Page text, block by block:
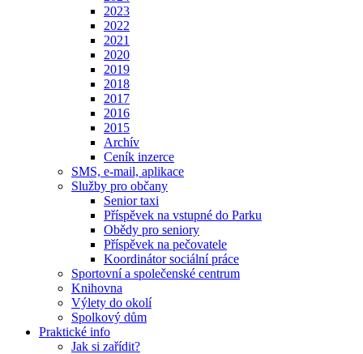
2023
2022
2021
2020
2019
2018
2017
2016
2015
Archív
Ceník inzerce
SMS, e-mail, aplikace
Služby pro občany
Senior taxi
Příspěvek na vstupné do Parku
Obědy pro seniory
Příspěvek na pečovatele
Koordinátor sociální práce
Sportovní a společenské centrum
Knihovna
Výlety do okolí
Spolkový dům
Praktické info
Jak si zařídit?